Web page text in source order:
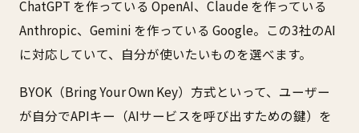
ChatGPT を作っている OpenAI、Claude を作っている
Anthropic、Gemini を作っている Google。この3社のAI
に対応していて、自分が使いたいものを選べます。
BYOK（Bring Your Own Key）方式といって、ユーザー
が自分でAPIキー（AIサービスを呼び出すための鍵）を